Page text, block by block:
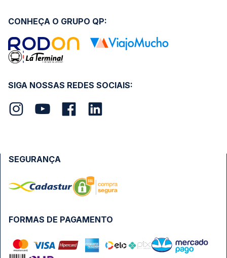
SIGA NOSSAS REDES SOCIAIS:
CONHEÇA O GRUPO QP:
FORMAS DE PAGAMENTO
SEGURANÇA